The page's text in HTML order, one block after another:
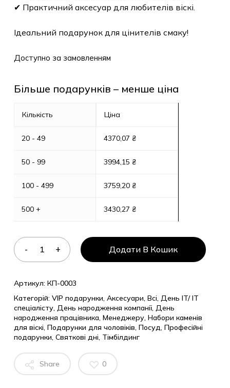
✔ Практичний аксесуар для любителів віскі.
Ідеальний подарунок для цінителів смаку!
Доступно за замовленням
Більше подарунків – менше ціна
Кількість
20 - 49
50 - 99
100 - 499
500 +
Ціна
4370,07 ₴
3994,15 ₴
3759,20 ₴
3430,27 ₴
Додати В Кошик
Артикул: КП-0003
Категорій: VIP подарунки, Аксесуари, Всі, День IT/ IT
спеціалісту, День народження компанії, День
народження працівника, Менеджеру, Набори каменів
для віскі, Подарунки для чоловіків, Посуд, Професійні
подарунки, Святкові дні, Тімбілдинг
Share 0